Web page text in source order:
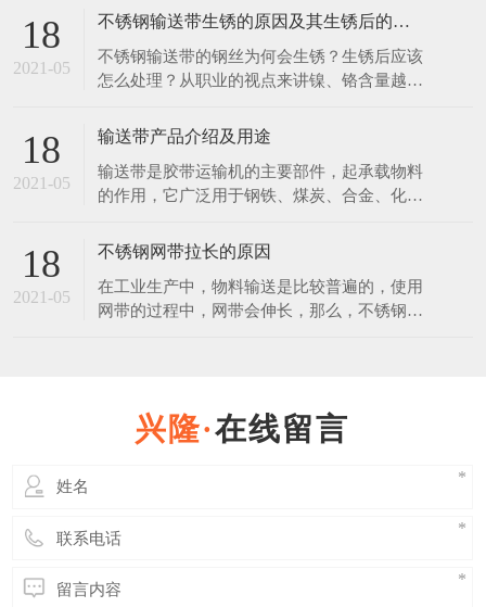
干、糖果等烘焙食品的生产，链板提升输送机
装工位，由于其能采用符合食品卫生标准的不
锈钢材质链板，可有效避免食品受到污染。在
18
2021-05
不锈钢输送带生锈的原因及其生锈后的处理办法
不锈钢输送带的钢丝为何会生锈？生锈后应该
怎么处理？从职业的视点来讲镍、铬含量越
的，放在恶劣环境下，也会生锈。 不锈钢是
钢称为不锈钢。不锈钢是在通常碳素钢中增加
一定含量的铬元素锻炼制成的。不锈钢之所以
18
2021-05
输送带产品介绍及用途
输送带是胶带运输机的主要部件，起承载物料
的作用，它广泛用于钢铁、煤炭、合金、化
载体和其运输方式相比具有操作安全、使用方
便、维修容易、运费低廉且可实现连续化，缩
短运输距离等优点。 普通输送带产品说明：
覆盖层：拉伸强度不小于15Mpa，扯断伸长度
18
2021-05
不锈钢网带拉长的原因
在工业生产中，物料输送是比较普遍的，使用
网带的过程中，网带会伸长，那么，不锈钢网
性，而这些伸长后是缩不回来的。 延伸性的
在线留言